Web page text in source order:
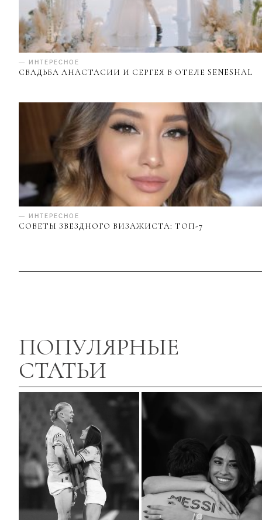
— ИНТЕРЕСНОЕ
СВАДЬБА АНАСТАСИИ И СЕРГЕЯ В ОТЕЛЕ SENESHAL
— ИНТЕРЕСНОЕ
CОВЕТЫ ЗВЕЗДНОГО ВИЗАЖИСТА: ТОП-7
ПОПУЛЯРНЫЕ
СТАТЬИ